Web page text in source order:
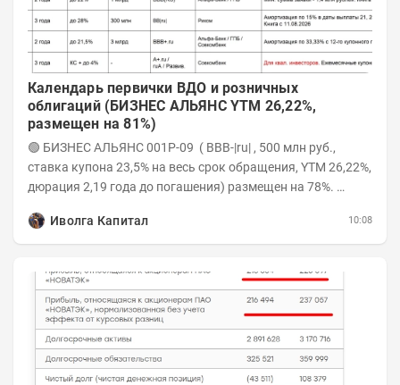
Календарь первички ВДО и розничных
облигаций (БИЗНЕС АЛЬЯНС YTM 26,22%,
размещен на 81%)
🟢 БИЗНЕС АЛЬЯНС 001P-09 ( BBB-|ru| , 500 млн руб.,
ставка купона 23,5% на весь срок обращения, YTM 26,22%,
дюрация 2,19 года до погашения) размещен на 78%.
Иволга Капитал
10:08